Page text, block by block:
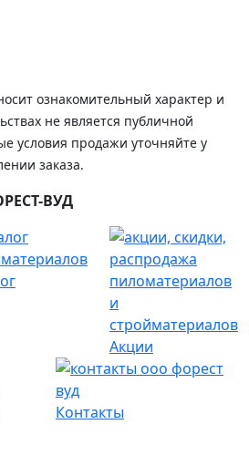
ознакомительный характер и
не является публичной
условия продажи уточняйте у
заказа.
ВУД
Акции
Контакты